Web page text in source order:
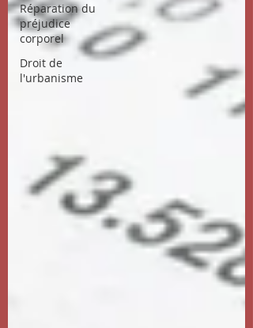
Réparation du
préjudice
corporel
Droit de
l'urbanisme